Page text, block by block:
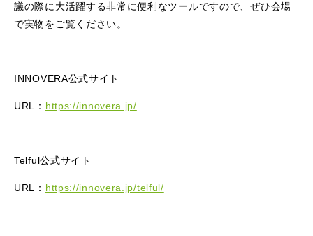
議の際に大活躍する非常に便利なツールですので、ぜひ会場
で実物をご覧ください。
INNOVERA公式サイト
URL： https://innovera.jp/
Telful公式サイト
URL： https://innovera.jp/telful/